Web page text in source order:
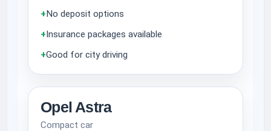
+No deposit options
+Insurance packages available
+Good for city driving
Opel Astra
Compact car